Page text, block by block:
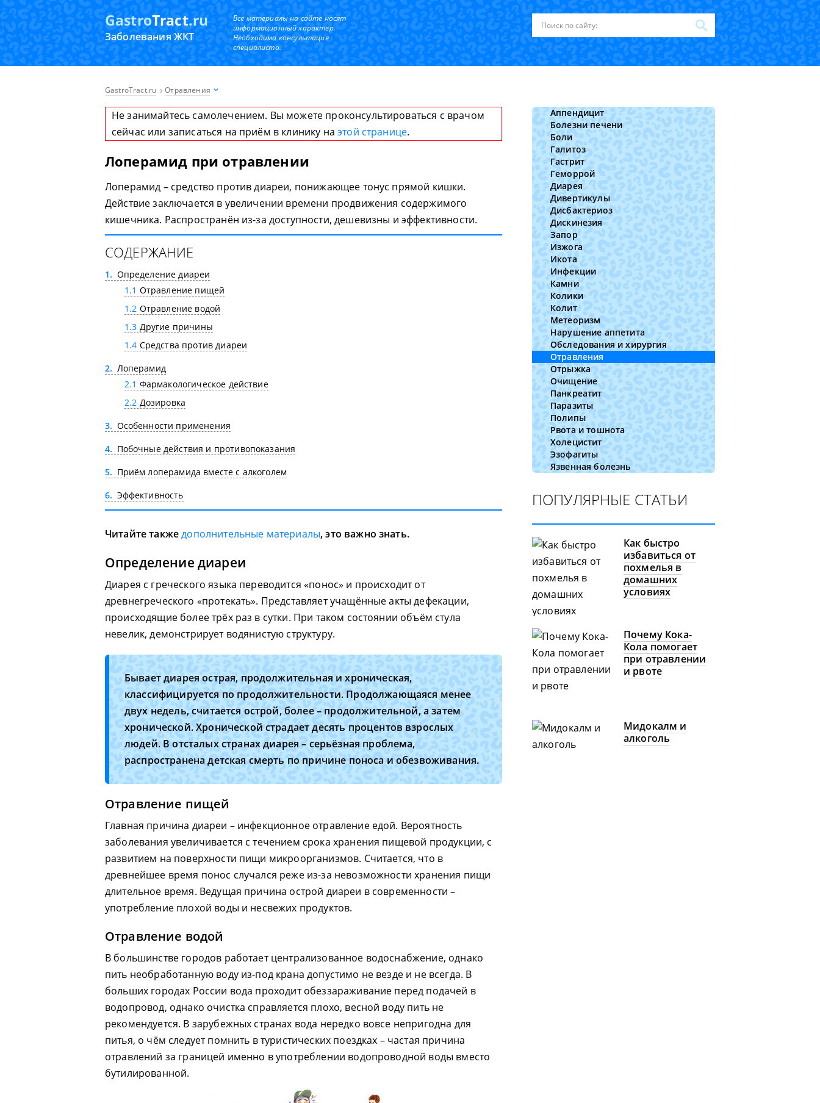
GastroTract.ru
Заболевания ЖКТ
Все материалы на сайте носят
информационный характер.
Необходима консультация
специалиста.
GastroTract.ru Отравления
Не занимайтесь самолечением. Вы можете проконсультироваться с врачом
сейчас или записаться на приём в клинику наэтой странице.
Лоперамид при отравлении
Лоперамид – средство против диареи, понижающее тонус прямой кишки.
Действие заключается в увеличении времени продвижения содержимого
кишечника. Распространён из-за доступности, дешевизны и эффективности.
СОДЕРЖАНИЕ
1
Определение диареи
1.1 Отравление пищей
1.2 Отравление водой
1.3 Другие причины
1.4 Средства против диареи
2
Лоперамид
2.1 Фармакологическое действие
2.2 Дозировка
3
Особенности применения
4
Побочные действия и противопоказания
5
Приём лоперамида вместе с алкоголем
6
Эффективность
Читайте такжедополнительные материалы, это важно знать.
Определение диареи
Диарея с греческого языка переводится «понос» и происходит от
древнегреческого «протекать». Представляет учащённые акты дефекации,
происходящие более трёх раз в сутки. При таком состоянии объём стула
невелик, демонстрирует водянистую структуру.
Бывает диарея острая, продолжительная и хроническая,
классифицируется по продолжительности. Продолжающаяся менее
двух недель, считается острой, более – продолжительной, а затем
хронической. Хронической страдает десять процентов взрослых
людей. В отсталых странах диарея – серьёзная проблема,
распространена детская смерть по причине поноса и обезвоживания.
Отравление пищей
Главная причина диареи – инфекционное отравление едой. Вероятность
заболевания увеличивается с течением срока хранения пищевой продукции, с
развитием на поверхности пищи микроорганизмов. Считается, что в
древнейшее время понос случался реже из-за невозможности хранения пищи
длительное время. Ведущая причина острой диареи в современности –
употребление плохой воды и несвежих продуктов.
Отравление водой
В большинстве городов работает централизованное водоснабжение, однако
пить необработанную воду из-под крана допустимо не везде и не всегда. В
больших городах России вода проходит обеззараживание перед подачей в
водопровод, однако очистка справляется плохо, весной воду пить не
рекомендуется. В зарубежных странах вода нередко вовсе непригодна для
питья, о чём следует помнить в туристических поездках – частая причина
отравлений за границей именно в употреблении водопроводной воды вместо
бутилированной.
Аппендицит
Болезни печени
Боли
Галитоз
Гастрит
Геморрой
Диарея
Дивертикулы
Дисбактериоз
Дискинезия
Запор
Изжога
Икота
Инфекции
Камни
Колики
Колит
Метеоризм
Нарушение аппетита
Обследования и хирургия
Отравления
Отрыжка
Очищение
Панкреатит
Паразиты
Полипы
Рвота и тошнота
Холецистит
Эзофагиты
Язвенная болезнь
ПОПУЛЯРНЫЕ СТАТЬИ
Как быстро
избавиться от
похмелья в
домашних
условиях
Почему Кока-
Кола помогает
при отравлении
и рвоте
Мидокалм и
алкоголь